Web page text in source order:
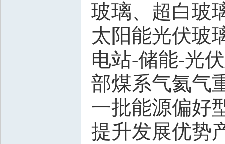
玻璃、超白玻
太阳能光伏玻
电站-储能-光
部煤系气氦气
一批能源偏好
提升发展优势